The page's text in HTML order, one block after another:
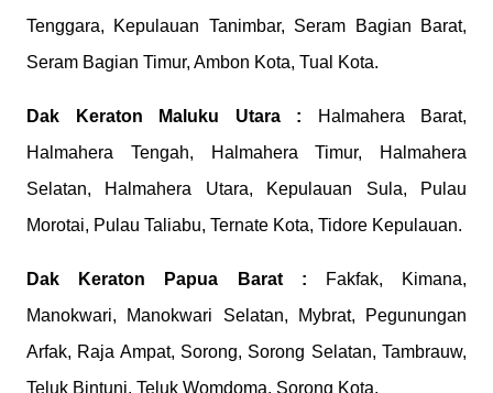
Tenggara, Kepulauan Tanimbar, Seram Bagian Barat,
Seram Bagian Timur, Ambon Kota, Tual Kota.
Dak Keraton Maluku Utara : Halmahera Barat,
Halmahera Tengah, Halmahera Timur, Halmahera
Selatan, Halmahera Utara, Kepulauan Sula, Pulau
Morotai, Pulau Taliabu, Ternate Kota, Tidore Kepulauan.
Dak Keraton Papua Barat : Fakfak, Kimana,
Manokwari, Manokwari Selatan, Mybrat, Pegunungan
Arfak, Raja Ampat, Sorong, Sorong Selatan, Tambrauw,
Teluk Bintuni, Teluk Womdoma, Sorong Kota.